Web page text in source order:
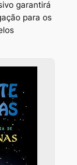
garantirá
para os